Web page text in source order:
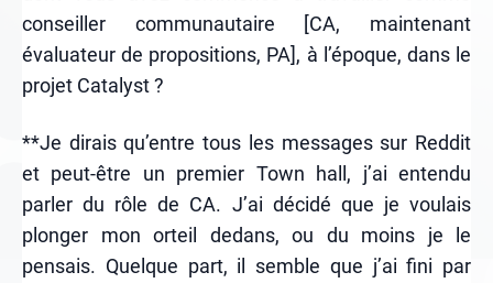
conseiller communautaire [CA, maintenant
évaluateur de propositions, PA], à l’époque, dans le
projet Catalyst ?
**Je dirais qu’entre tous les messages sur Reddit
et peut-être un premier Town hall, j’ai entendu
parler du rôle de CA. J’ai décidé que je voulais
plonger mon orteil dedans, ou du moins je le
pensais. Quelque part, il semble que j’ai fini par